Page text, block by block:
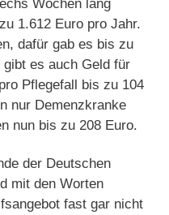
Wochen lang
1.612 Euro pro Jahr.
dafür gab es bis zu
es auch Geld für
Pflegefall bis zu 104
nur Demenzkranke
nun bis zu 208 Euro.
der Deutschen
mit den Worten
fast gar nicht